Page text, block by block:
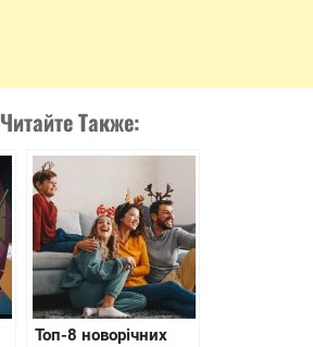
Читайте Также:
Топ-8 новорічних